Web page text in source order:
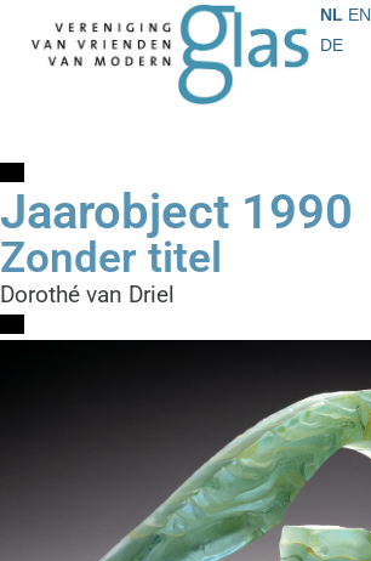
NL EN
DE
Jaarobject 1990
Zonder titel
Dorothé van Driel